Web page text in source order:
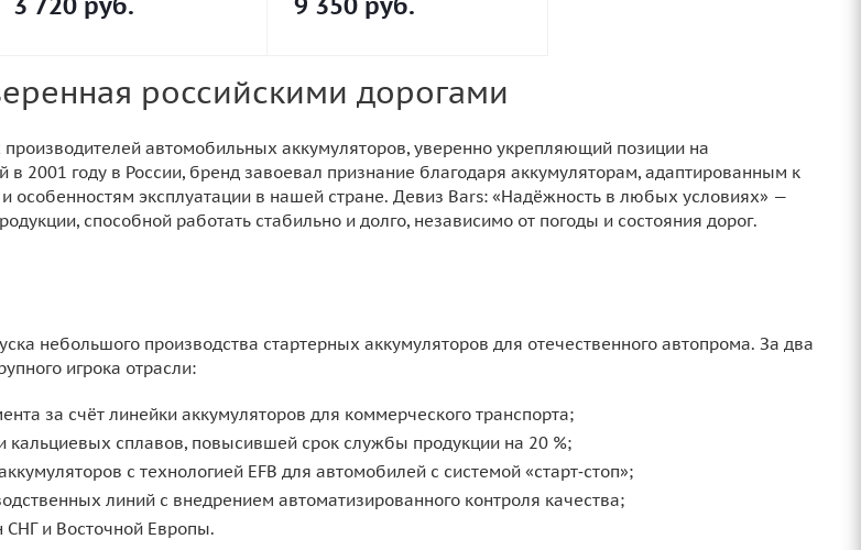
российскими дорогами
автомобильных аккумуляторов, уверенно укрепляющий позиции на
2001 году в России, бренд завоевал признание благодаря аккумуляторам, адаптированным к
особенностям эксплуатации в нашей стране. Девиз Bars: «Надёжность в любых условиях» —
способной работать стабильно и долго, независимо от погоды и состояния дорог.
небольшого производства стартерных аккумуляторов для отечественного автопрома. За два
игрока отрасли:
за счёт линейки аккумуляторов для коммерческого транспорта;
кальциевых сплавов, повысившей срок службы продукции на 20 %;
с технологией EFB для автомобилей с системой «старт‑стоп»;
линий с внедрением автоматизированного контроля качества;
и Восточной Европы.